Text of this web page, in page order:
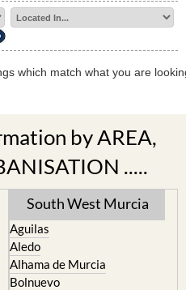
which match what you are
by AREA,
.....
South West Murcia
Aguilas
Aledo
Alhama de Murcia
Bolnuevo